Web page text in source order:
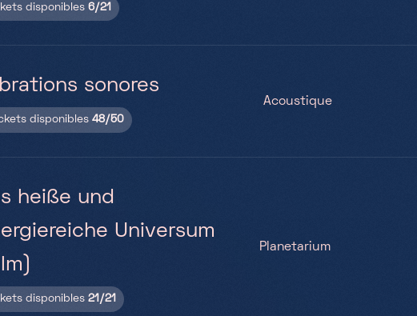
disponibles 6/21
sonores
disponibles 48/50
Acoustique
heiße und
Universum
disponibles 21/21
Planetarium